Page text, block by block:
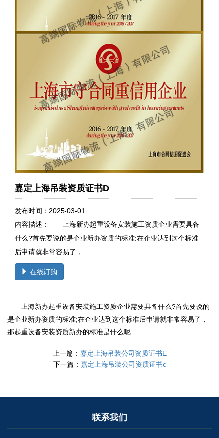
嘉定上海吊装资质证书D
发布时间：2025-03-01
内容描述： 上海新办起重设备安装施工资质企业需要具备
什么?首先要说的是企业新办资质的标准;在企业达到这个标准
后申请就非常容易了，...
在线订购
上海新办起重设备安装施工资质企业需要具备什么?首先要说的
是企业新办资质的标准;在企业达到这个标准后申请就非常容易了，
那起重设备安装资质新办的标准是什么呢
上一篇： 嘉定上海吊装公司资质证书E
下一篇： 嘉定上海吊装公司资质证书c
联系我们